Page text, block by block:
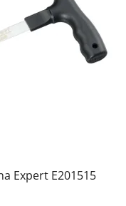
Expert E201515